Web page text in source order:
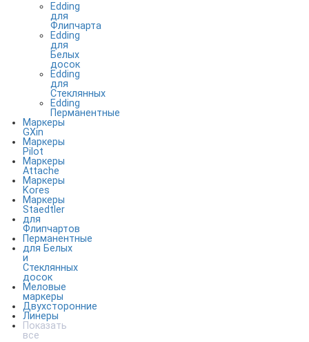
Edding
для
Флипчарта
Edding
для
Белых
досок
Edding
для
Стеклянных
Edding
Перманентные
Маркеры
GXin
Маркеры
Pilot
Маркеры
Attache
Маркеры
Kores
Маркеры
Staedtler
для
Флипчартов
Перманентные
для Белых
и
Стеклянных
досок
Меловые
маркеры
Двухсторонние
Линеры
Показать
все